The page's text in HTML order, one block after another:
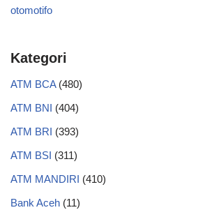
otomotifo
Kategori
ATM BCA(480)
ATM BNI (404)
ATM BRI (393)
ATM BSI (311)
ATM MANDIRI (410)
Bank Aceh (11)